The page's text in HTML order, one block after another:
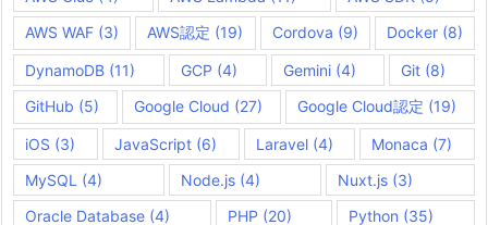
AWS WAF (3) AWS認定 (19) Cordova (9) Docker(8)
DynamoDB (11) GCP (4) Gemini(4) Git (8)
GitHub (5) Google Cloud (27) Google Cloud認定 (19)
iOS (3) JavaScript(6) Laravel(4) Monaca (7)
MySQL (4) Node.js(4) Nuxt.js (3)
Oracle Database (4) PHP (20) Python (35)